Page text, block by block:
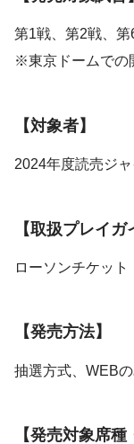
第1戦、第2戦、
※東京ドームでの
【対象者】
2024年度読売ジ
【取扱プレイガ
ローソンチケット
【発売方法】
抽選方式、WEB
【発売対象席種